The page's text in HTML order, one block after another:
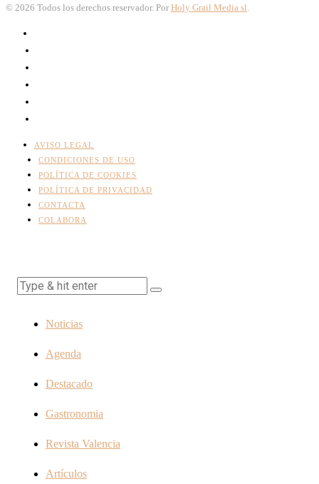
© 2026 Todos los derechos reservador. Por Holy Grail Media sl
AVISO LEGAL
CONDICIONES DE USO
POLÍTICA DE COOKIES
POLÍTICA DE PRIVACIDAD
CONTACTA
COLABORA
Noticias
Agenda
Destacado
Gastronomia
Revista Valencia
Artículos